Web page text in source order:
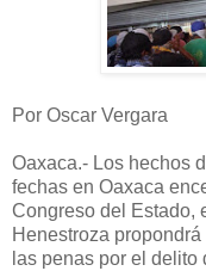
Por Oscar Vergara
Oaxaca.- Los hechos
fechas en Oaxaca
Congreso del Estado,
Henestroza
las penas por el